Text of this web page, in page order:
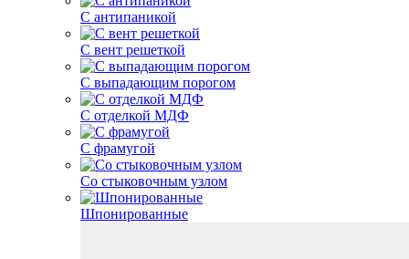
С антипаникой
С вент решеткой
С выпадающим порогом
С отделкой МДФ
С фрамугой
Со стыковочным узлом
Шпонированные